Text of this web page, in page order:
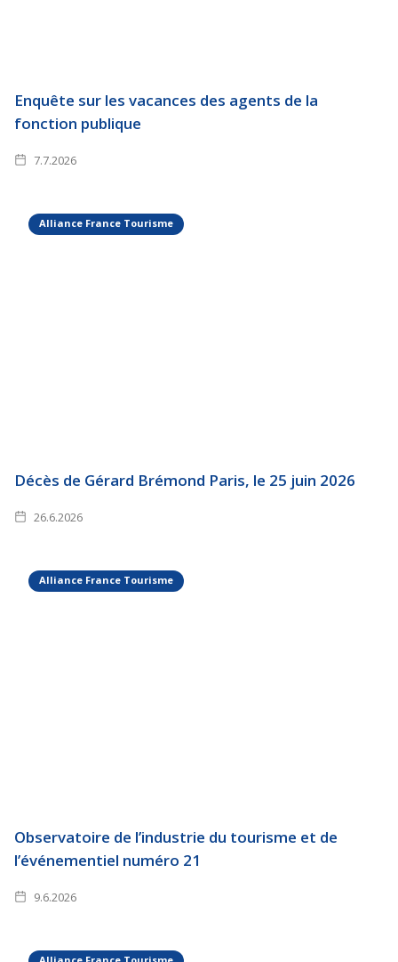
Enquête sur les vacances des agents de la
fonction publique
7.7.2026
Alliance France Tourisme
Décès de Gérard Brémond Paris, le 25 juin 2026
26.6.2026
Alliance France Tourisme
Observatoire de l’industrie du tourisme et de
l’événementiel numéro 21
9.6.2026